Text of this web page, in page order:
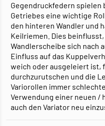
Gegendruckfedern spielen
Getriebes eine wichtige
den hinteren Wandler und
Keilriemen. Dies
Wandlerscheibe sich nach
Einfluss auf das
weich oder ausgeleiert ist,
durchzurutschen und die
Variorollen immer
Verwendung einer neuen /
auch den Variator neu